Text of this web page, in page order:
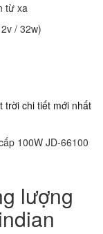
từ xa
/ 32w)
trời chi tiết mới nhất
lượng